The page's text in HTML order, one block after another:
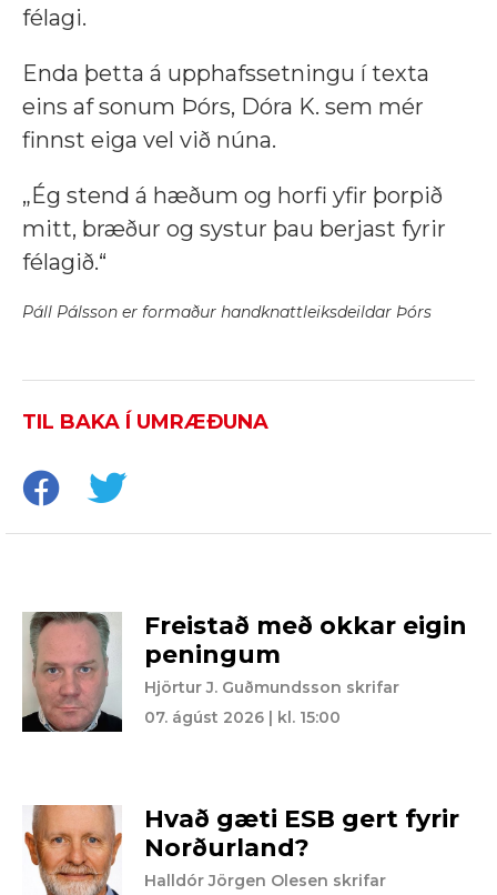
félagi.
Enda þetta á upphafssetningu í texta
eins af sonum Þórs, Dóra K. sem mér
finnst eiga vel við núna.
„Ég stend á hæðum og horfi yfir þorpið
mitt, bræður og systur þau berjast fyrir
félagið.“
Páll Pálsson er formaður handknattleiksdeildar Þórs
TIL BAKA Í UMRÆÐUNA
Freistað með okkar eigin
peningum
Hjörtur J. Guðmundsson skrifar
07. ágúst 2026 | kl. 15:00
Hvað gæti ESB gert fyrir
Norðurland?
Halldór Jörgen Olesen skrifar